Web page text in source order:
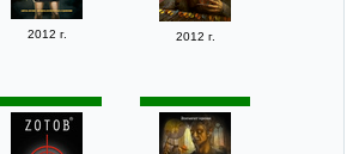
2012 г.
2012 г.